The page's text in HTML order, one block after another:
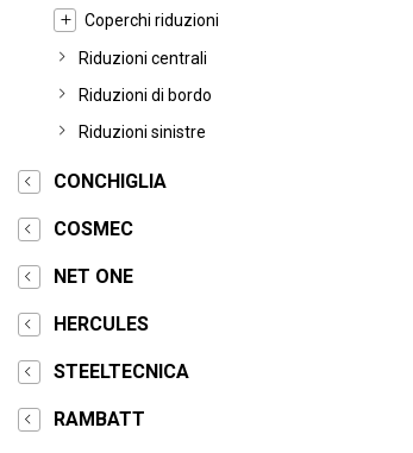
Coperchi riduzioni
Riduzioni centrali
Riduzioni di bordo
Riduzioni sinistre
CONCHIGLIA
COSMEC
NET ONE
HERCULES
STEELTECNICA
RAMBATT